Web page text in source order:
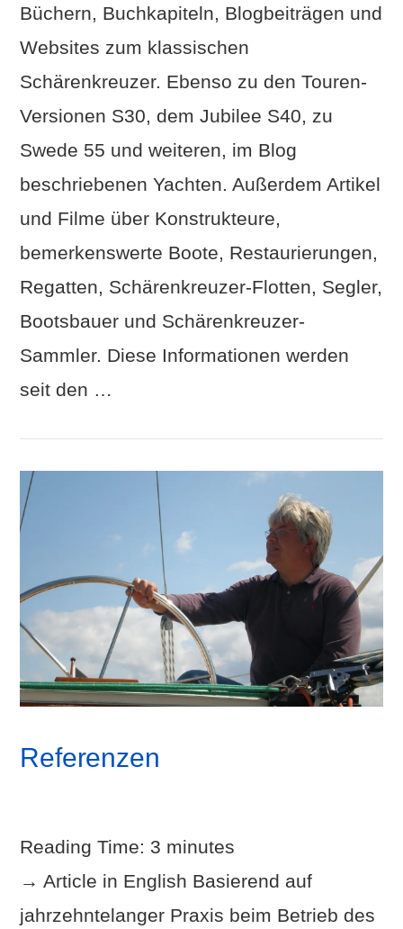
VIEW POST
Büchern, Buchkapiteln, Blogbeiträgen und
Websites zum klassischen
Schärenkreuzer. Ebenso zu den Touren-
Versionen S30, dem Jubilee S40, zu
Swede 55 und weiteren, im Blog
beschriebenen Yachten. Außerdem Artikel
und Filme über Konstrukteure,
bemerkenswerte Boote, Restaurierungen,
Regatten, Schärenkreuzer-Flotten, Segler,
Bootsbauer und Schärenkreuzer-
Sammler. Diese Informationen werden
seit den …
Referenzen
Reading Time: 3 minutes
→ Article in English Basierend auf
jahrzehntelanger Praxis beim Betrieb des